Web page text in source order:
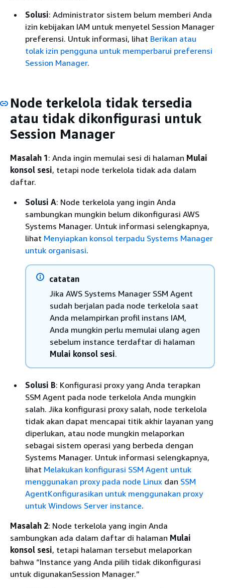
Solusi: Administrator sistem belum memberi Anda
izin kebijakan IAM untuk menyetel Session Manager
preferensi. Untuk informasi, lihat Berikan atau
tolak izin pengguna untuk memperbarui preferensi
Session Manager.
Node terkelola tidak tersedia
atau tidak dikonfigurasi untuk
Session Manager
Masalah 1: Anda ingin memulai sesi di halaman Mulai
konsol sesi, tetapi node terkelola tidak ada dalam
daftar.
Solusi A: Node terkelola yang ingin Anda
sambungkan mungkin belum dikonfigurasi AWS
Systems Manager. Untuk informasi selengkapnya,
lihat Menyiapkan konsol terpadu Systems Manager
untuk organisasi.
catatan
Jika AWS Systems Manager SSM Agent
sudah berjalan pada node terkelola saat
Anda melampirkan profil instans IAM,
Anda mungkin perlu memulai ulang agen
sebelum instance terdaftar di halaman
Mulai konsol sesi.
Solusi B: Konfigurasi proxy yang Anda terapkan
SSM Agent pada node terkelola Anda mungkin
salah. Jika konfigurasi proxy salah, node terkelola
tidak akan dapat mencapai titik akhir layanan yang
diperlukan, atau node mungkin melaporkan
sebagai sistem operasi yang berbeda dengan
Systems Manager. Untuk informasi selengkapnya,
lihat Melakukan konfigurasi SSM Agent untuk
menggunakan proxy pada node Linux dan SSM
AgentKonfigurasikan untuk menggunakan proxy
untuk Windows Server instance.
Masalah 2: Node terkelola yang ingin Anda
sambungkan ada dalam daftar di halaman Mulai
konsol sesi, tetapi halaman tersebut melaporkan
bahwa “Instance yang Anda pilih tidak dikonfigurasi
untuk digunakanSession Manager.”